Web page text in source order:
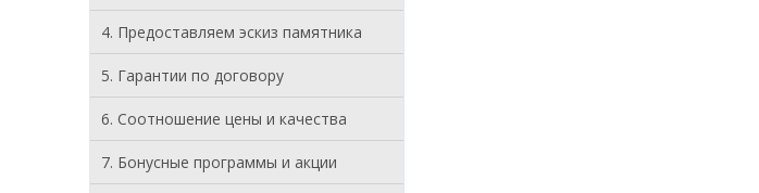
4. Предоставляем эскиз памятника
5. Гарантии по договору
6. Соотношение цены и качества
7. Бонусные программы и акции